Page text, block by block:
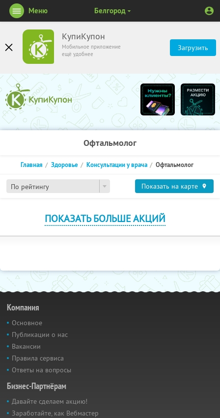
КупиКупон
Мобильное приложение
ещё удобнее
Загрузить
Меню Белгород
Офтальмолог
По рейтингу
Главная Здоровье Консультации у врача Офтальмолог
Показать на карте
ПОКАЗАТЬ БОЛЬШЕ АКЦИЙ
Компания
Основное
Публикации о нас
Вакансии
Правила сервиса
Ответы на вопросы
Бизнес-Партнёрам
Давайте сделаем акцию!
Заработайте, как Вебмастер